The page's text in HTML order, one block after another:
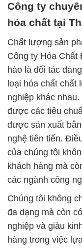
Công ty
hóa chất tại
Chất lượng sản
Công ty Hóa
hào là đối tác
loại hóa chất chất
nghiệp khác
được các tiêu
được sản xuất
nghệ tiên tiến.
của chúng tôi
khách hàng mà
các ngành công
Chúng tôi không
đa dạng mà còn
nghiệp và giàu
hàng trong việc